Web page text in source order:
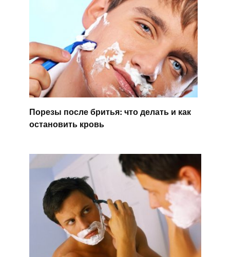
Порезы после бритья: что делать и как
остановить кровь